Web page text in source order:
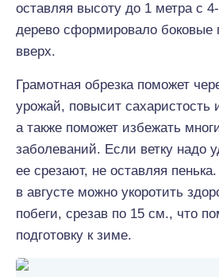
оставляя высоту до 1 метра с
дерево сформировало боковые
вверх.
Грамотная обрезка поможет
урожай, повысит сахаристость
а также поможет избежать
заболеваний. Если ветку надо
ее срезают, не оставляя
в августе можно укоротить
побеги, срезав по 15 см., что
подготовку к зиме.